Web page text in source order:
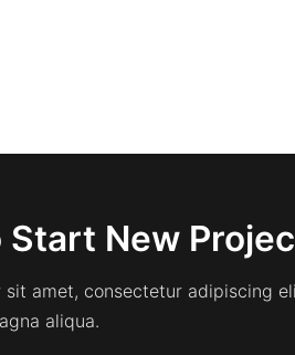
Start New
sit amet, consectetur adipiscing
aliqua.